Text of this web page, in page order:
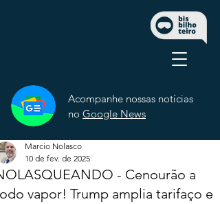
Acompanhe nossas notícias
no Google News
- Cenourão a
vapor! Trump amplia tarifaço e
Marcio Nolasco
10 de fev. de 2025